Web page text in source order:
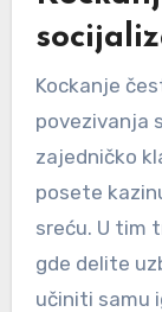
Kockanje
povezivanja
zajedničko
posete
sreću. U tim
gde delite
učiniti samu